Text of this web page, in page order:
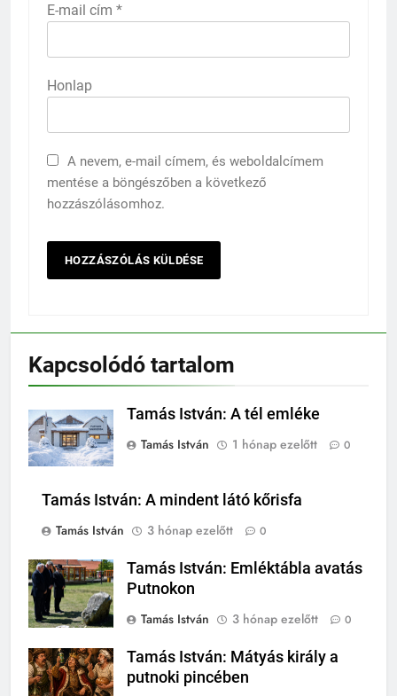
E-mail cím *
Honlap
A nevem, e-mail címem, és weboldalcímem
mentése a böngészőben a következő
hozzászólásomhoz.
Kapcsolódó tartalom
Tamás István: A tél emléke
Tamás István
1 hónap ezelőtt 0
Tamás István: A mindent látó kőrisfa
Tamás István
3 hónap ezelőtt 0
Tamás István: Emléktábla avatás
Putnokon
Tamás István
3 hónap ezelőtt 0
Tamás István: Mátyás király a
putnoki pincében